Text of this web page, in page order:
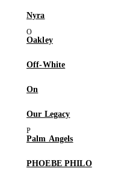
Nyra
Oakley
Off-White
On
Our Legacy
Palm Angels
PHOEBE PHILO